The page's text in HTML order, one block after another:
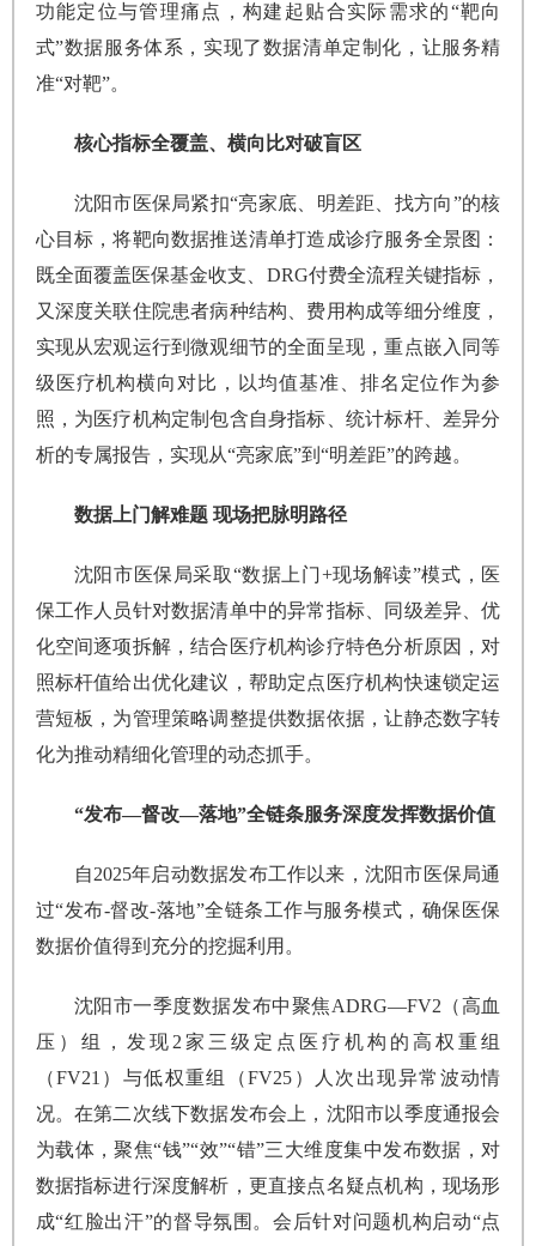
功能定位与管理痛点，构建起贴合实际需求的“靶向
式”数据服务体系，实现了数据清单定制化，让服务精
准“对靶”。
核心指标全覆盖、横向比对破盲区
沈阳市医保局紧扣“亮家底、明差距、找方向”的核
心目标，将靶向数据推送清单打造成诊疗服务全景图：
既全面覆盖医保基金收支、DRG付费全流程关键指标，
又深度关联住院患者病种结构、费用构成等细分维度，
实现从宏观运行到微观细节的全面呈现，重点嵌入同等
级医疗机构横向对比，以均值基准、排名定位作为参
照，为医疗机构定制包含自身指标、统计标杆、差异分
析的专属报告，实现从“亮家底”到“明差距”的跨越。
数据上门解难题 现场把脉明路径
沈阳市医保局采取“数据上门+现场解读”模式，医
保工作人员针对数据清单中的异常指标、同级差异、优
化空间逐项拆解，结合医疗机构诊疗特色分析原因，对
照标杆值给出优化建议，帮助定点医疗机构快速锁定运
营短板，为管理策略调整提供数据依据，让静态数字转
化为推动精细化管理的动态抓手。
“发布—督改—落地”全链条服务深度发挥数据价值
自2025年启动数据发布工作以来，沈阳市医保局通
过“发布-督改-落地”全链条工作与服务模式，确保医保
数据价值得到充分的挖掘利用。
沈阳市一季度数据发布中聚焦ADRG—FV2（高血
压）组，发现2家三级定点医疗机构的高权重组
（FV21）与低权重组（FV25）人次出现异常波动情
况。在第二次线下数据发布会上，沈阳市以季度通报会
为载体，聚焦“钱”“效”“错”三大维度集中发布数据，对
数据指标进行深度解析，更直接点名疑点机构，现场形
成“红脸出汗”的督导氛围。会后针对问题机构启动“点